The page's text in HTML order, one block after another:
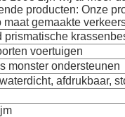
producten: Onze
gemaakte
prismatische
voertuigen
monster ondersteunen
afdrukbaar,